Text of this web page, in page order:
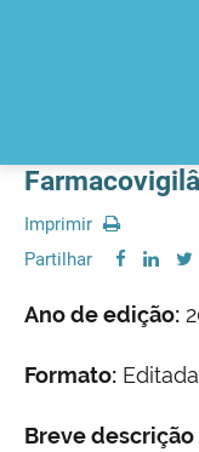
Imprimir
Partilhar
Ano de edição:
Formato:
Breve